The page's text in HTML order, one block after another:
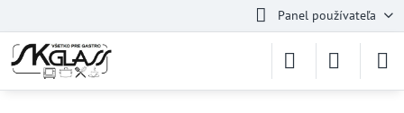
Panel používateľa